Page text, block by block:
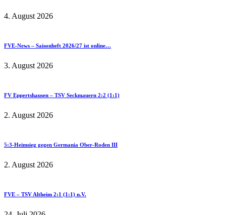
4. August 2026
FVE-News – Saisonheft 2026/27 ist online…
3. August 2026
FV Eppertshausen – TSV Seckmauern 2:2 (1:1)
2. August 2026
5:3-Heimsieg gegen Germania Ober-Roden III
2. August 2026
FVE – TSV Altheim 2:1 (1:1) n.V.